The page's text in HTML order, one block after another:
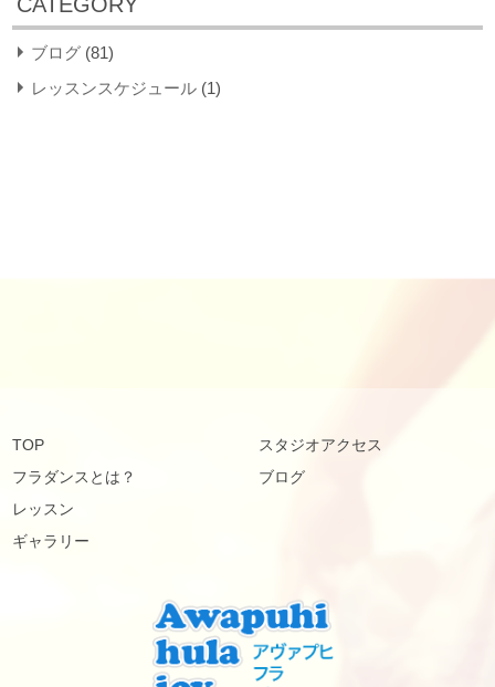
CATEGORY
ブログ (81)
レッスンスケジュール (1)
TOP
フラダンスとは？
レッスン
ギャラリー
スタジオアクセス
ブログ